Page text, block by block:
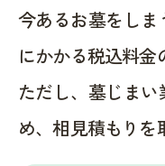
今あるお墓をし
にかかる税込料金
ただし、墓じま
め、相見積もりを